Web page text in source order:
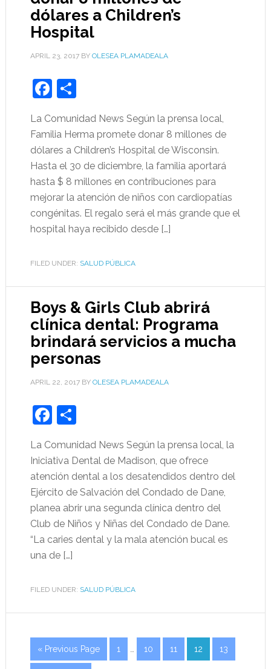
dólares a Children’s
Hospital
APRIL 23, 2017BY OLESEA PLAMADEALA
Facebook
Share
La Comunidad News Según la prensa local,
Familia Herma promete donar 8 millones de
dólares a Children’s Hospital de Wisconsin.
Hasta el 30 de diciembre, la familia aportará
hasta $ 8 millones en contribuciones para
mejorar la atención de niños con cardiopatías
congénitas. El regalo será el más grande que el
hospital haya recibido desde […]
FILED UNDER: SALUD PÚBLICA
Boys & Girls Club abrirá
clínica dental: Programa
brindará servicios a mucha
personas
APRIL 22, 2017BY OLESEA PLAMADEALA
Facebook
Share
La Comunidad News Según la prensa local, la
Iniciativa Dental de Madison, que ofrece
atención dental a los desatendidos dentro del
Ejército de Salvación del Condado de Dane,
planea abrir una segunda clínica dentro del
Club de Niños y Niñas del Condado de Dane.
“La caries dental y la mala atención bucal es
una de […]
FILED UNDER: SALUD PÚBLICA
« Previous Page 1 10 11 12 13